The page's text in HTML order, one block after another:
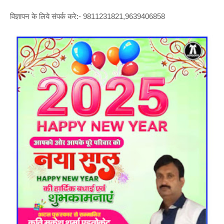
विज्ञापन के लिये संपर्क करे:- 9811231821,9639406858